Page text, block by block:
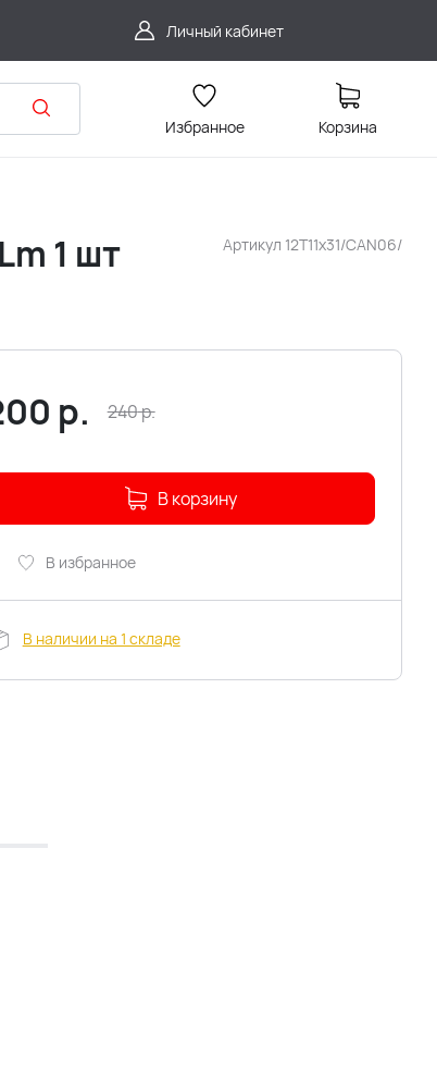
Личный кабинет
Избранное Корзина
Артикул 12T11x31/CAN06/
1 шт
р. 240р.
В корзину
В избранное
В наличии на 1 складе